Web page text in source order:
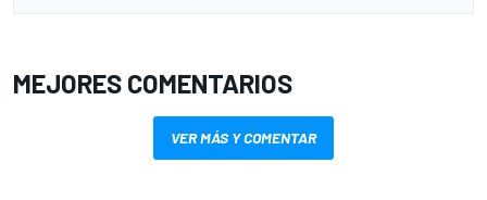
MEJORES COMENTARIOS
VER MÁS Y COMENTAR